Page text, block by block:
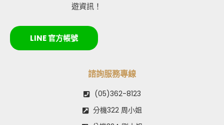
遊資訊！
LINE 官方帳號
諮詢服務專線
(05)362-8123
分機322 周小姐